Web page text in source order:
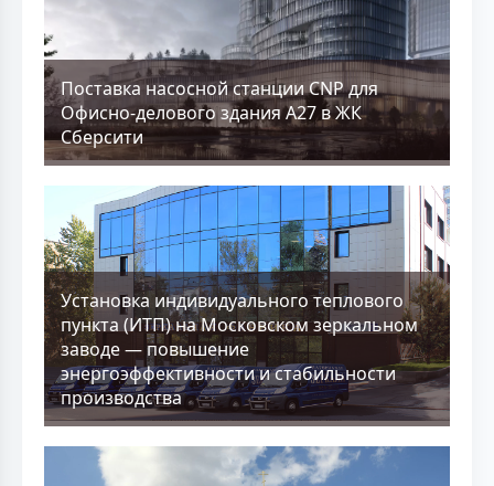
Поставка насосной станции CNP для
Офисно-делового здания А27 в ЖК
Сберсити
Установка индивидуального теплового
пункта (ИТП) на Московском зеркальном
заводе — повышение
энергоэффективности и стабильности
производства